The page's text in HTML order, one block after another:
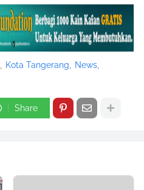
Kota Tangerang
News
Share